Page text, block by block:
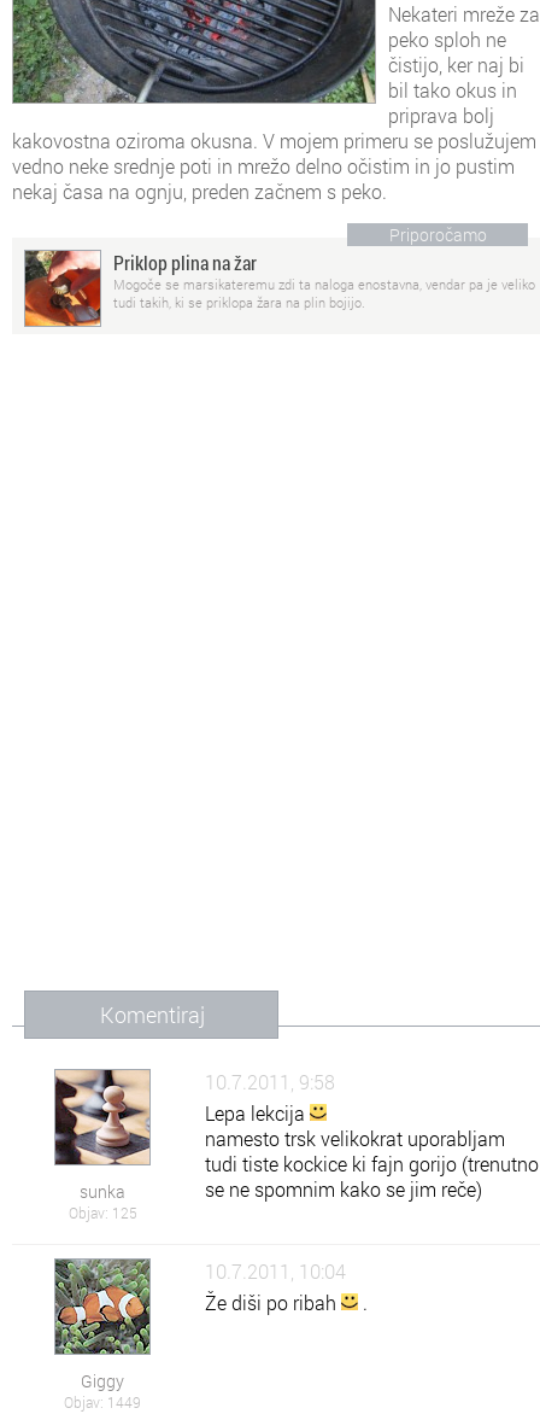
Nekateri mreže za
peko sploh ne
čistijo, ker naj bi
bil tako okus in
priprava bolj
kakovostna oziroma okusna. V mojem primeru se poslužujem
vedno neke srednje poti in mrežo delno očistim in jo pustim
nekaj časa na ognju, preden začnem s peko.
Priporočamo
Priklop plina na žar
Mogoče se marsikateremu zdi ta naloga enostavna, vendar pa je veliko
tudi takih, ki se priklopa žara na plin bojijo.
Komentiraj
sunka
Objav: 125
10.7.2011, 9:58
Lepa lekcija
namesto trsk velikokrat uporabljam
tudi tiste kockice ki fajn gorijo (trenutno
se ne spomnim kako se jim reče)
Giggy
Objav: 1449
10.7.2011, 10:04
Že diši po ribah
.